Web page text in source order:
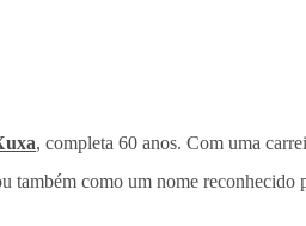
, completa 60 anos. Com uma
como um nome